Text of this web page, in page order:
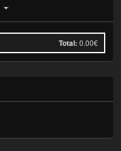
Total: 0.00€